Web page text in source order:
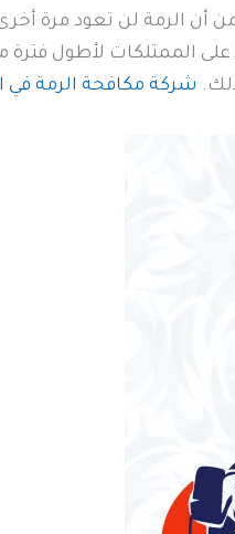
من أن الرمة لن تعود مرة
الممتلكات لأطول فترة
شركة مكافحة الرمة